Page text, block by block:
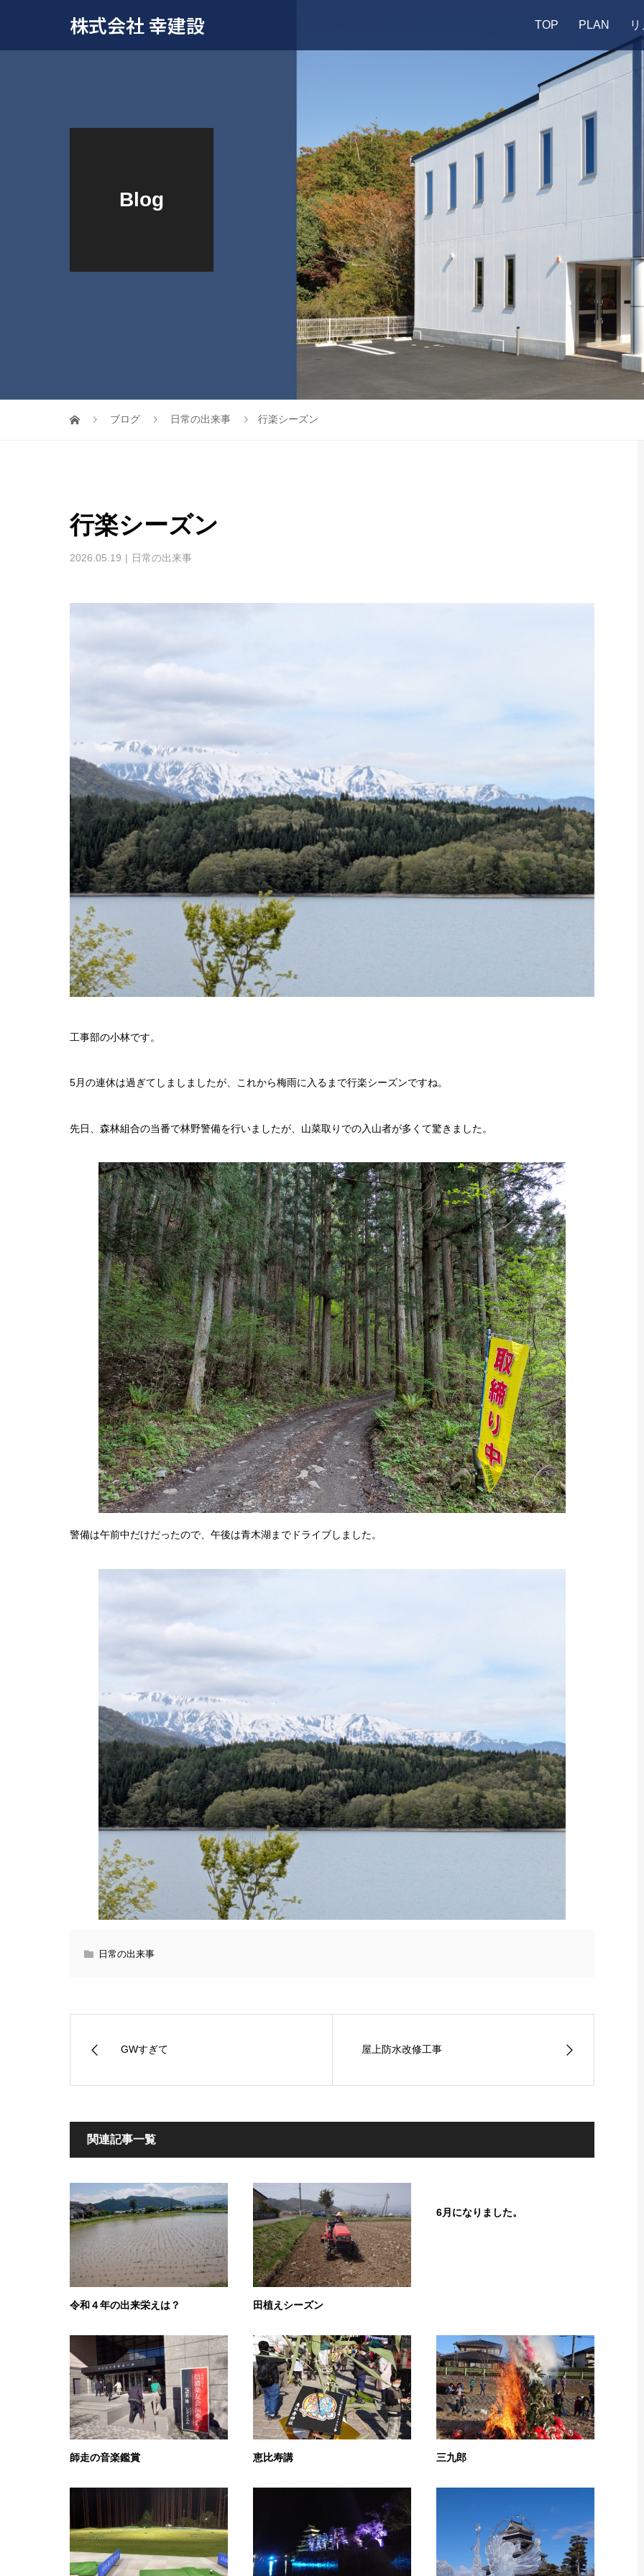
株式会社 幸建設 TOP PLAN
Blog
ブログ 日常の出来事 行楽シーズン
行楽シーズン
2026.05.19 日常の出来事
工事部の小林です。
5月の連休は過ぎてしましましたが、これから梅雨に入るまで行楽シーズンですね。
先日、森林組合の当番で林野警備を行いましたが、山菜取りでの入山者が多くて驚きました。
警備は午前中だけだったので、午後は青木湖までドライブしました。
日常の出来事
GWすぎて 屋上防水改修工事
関連記事一覧
令和４年の出来栄えは？ 田植えシーズン
6月になりました。
師走の音楽鑑賞 恵比寿講 三九郎